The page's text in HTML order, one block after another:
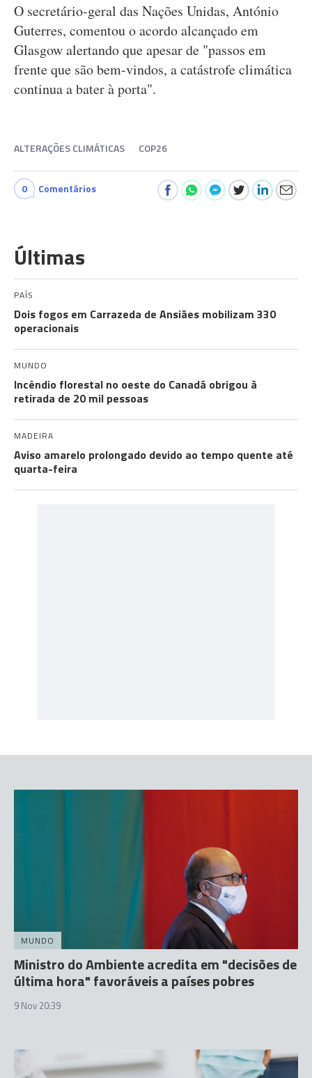
O secretário-geral das Nações Unidas, António
Guterres, comentou o acordo alcançado em
Glasgow alertando que apesar de "passos em
frente que são bem-vindos, a catástrofe climática
continua a bater à porta".
ALTERAÇÕES CLIMÁTICAS COP26
0 Comentários
Últimas
PAÍS
Dois fogos em Carrazeda de Ansiães mobilizam 330
operacionais
MUNDO
Incêndio florestal no oeste do Canadá obrigou à
retirada de 20 mil pessoas
MADEIRA
Aviso amarelo prolongado devido ao tempo quente até
quarta-feira
MUNDO
Ministro do Ambiente acredita em "decisões de
última hora" favoráveis a países pobres
9 Nov 20:39